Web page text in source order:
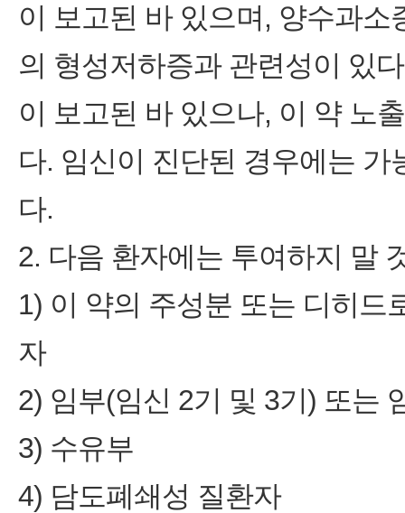
이 보고된 바 있으며, 양수과
의 형성저하증과 관련성이 있
이 보고된 바 있으나, 이 약 노
다. 임신이 진단된 경우에는
다.
2. 다음 환자에는 투여하지 말
1) 이 약의 주성분 또는 디히드
자
2) 임부(임신 2기 및 3기) 또는
3) 수유부
4) 담도폐쇄성 질환자